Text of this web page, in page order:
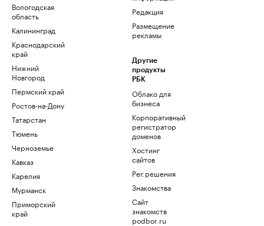
Вологодская
область
Калининград
Краснодарский
край
Нижний
Новгород
Пермский край
Ростов-на-Дону
Татарстан
Тюмень
Черноземье
Кавказ
Карелия
Мурманск
Приморский
край
Редакция
Размещение
рекламы
Другие
продукты
РБК
Облако для
бизнеса
Корпоративный
регистратор
доменов
Хостинг
сайтов
Рег.решения
Знакомства
Сайт
знакомств
podbor.ru